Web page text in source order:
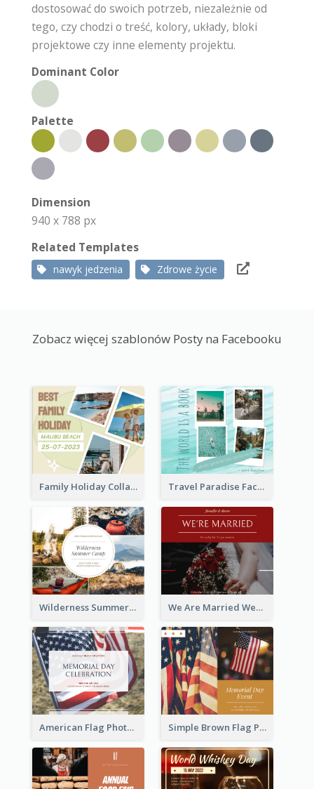
dostosować do swoich potrzeb, niezależnie od
tego, czy chodzi o treść, kolory, układy, bloki
projektowe czy inne elementy projektu.
Dominant Color
Palette
Dimension
940 x 788 px
Related Templates
nawyk jedzenia Zdrowe życie
Zobacz więcej szablonów Posty na Facebooku
Family Holiday Collage Facebook Post Travel Paradise Facebook Post
Wilderness Summer Camp Facebook Post We Are Married Wedding Facebook Post
American Flag Photo Memorial Day Celebration Facebook Post Simple Brown Flag Photo Memorial Day Facebook Post